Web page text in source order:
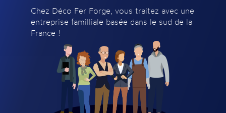
Chez Déco Fer Forge, vous traitez avec une
entreprise familliale basée dans le sud de la
France !